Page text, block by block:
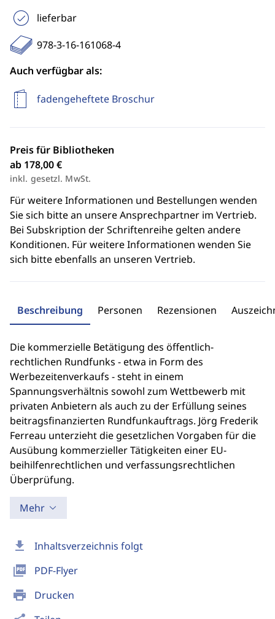
download Inhaltsverzeichnis folgt
picture_as_pdf PDF-Flyer
print Drucken
lieferbar
978-3-16-161068-4
Auch verfügbar als:
fadengeheftete Broschur
Preis für Bibliotheken
ab 178,00 €
inkl. gesetzl. MwSt.
Für weitere Informationen und Bestellungen wenden
Sie sich bitte an unsere Ansprechpartner im Vertrieb.
Bei Subskription der Schriftenreihe gelten andere
Konditionen. Für weitere Informationen wenden Sie
sich bitte ebenfalls an unseren Vertrieb.
Beschreibung Personen Rezensionen
Die kommerzielle Betätigung des öffentlich-
rechtlichen Rundfunks - etwa in Form des
Werbezeitenverkaufs - steht in einem
Spannungsverhältnis sowohl zum Wettbewerb mit
privaten Anbietern als auch zu der Erfüllung seines
beitragsfinanzierten Rundfunkauftrags. Jörg Frederik
Ferreau unterzieht die gesetzlichen Vorgaben für die
Ausübung kommerzieller Tätigkeiten einer EU-
beihilfenrechtlichen und verfassungsrechtlichen
Überprüfung.
Mehr